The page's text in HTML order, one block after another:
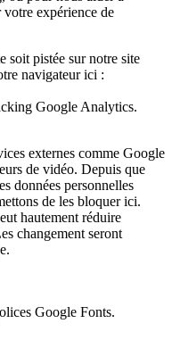
votre expérience de
soit pistée sur notre site
navigateur ici :
Google Analytics.
externes comme Google
de vidéo. Depuis que
données personnelles
de les bloquer ici.
hautement réduire
changement seront
Google Fonts.